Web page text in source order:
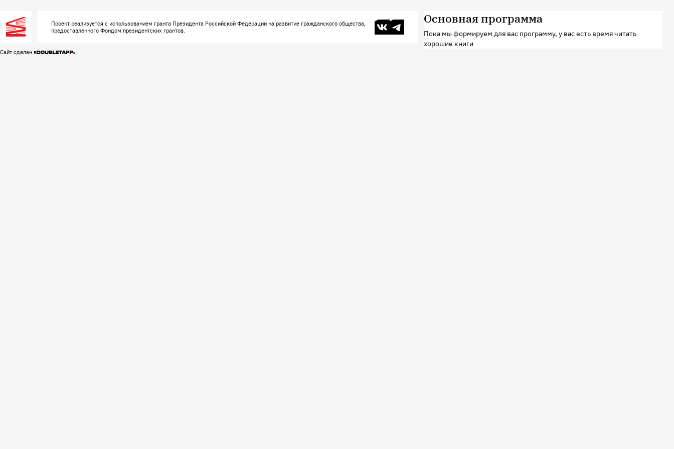
Основная программа
Пока мы формируем для вас программу, у вас есть время читать
хорошие книги
Проект реализуется с использованием гранта Президента Российской Федерации на развитие гражданского общества,
предоставленного Фондом президентских грантов.
В контактеТелеграм
Сайт сделан в